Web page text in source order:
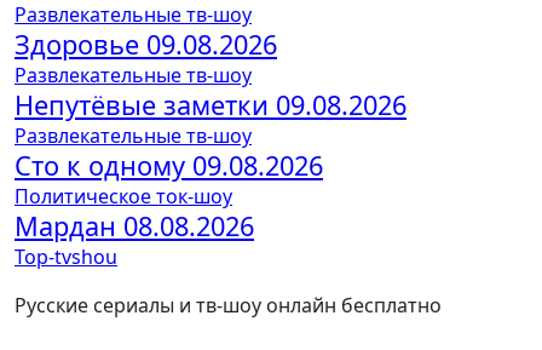
Развлекательные тв-шоу
Здоровье 09.08.2026
Развлекательные тв-шоу
Непутёвые заметки 09.08.2026
Развлекательные тв-шоу
Сто к одному 09.08.2026
Политическое ток-шоу
Мардан 08.08.2026
Top-tvshou
Русские сериалы и тв-шоу онлайн бесплатно